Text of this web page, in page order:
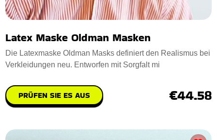
Latex Maske Oldman Masken
Die Latexmaske Oldman Masks definiert den Realismus bei
Verkleidungen neu. Entworfen mit Sorgfalt mi
PRÜFEN SIE ES AUS €44.58